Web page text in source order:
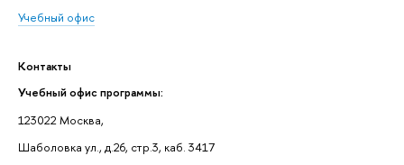
Учебный офис
Контакты
Учебный офис программы:
123022 Москва,
Шаболовка ул., д.26, стр.3, каб. 3417